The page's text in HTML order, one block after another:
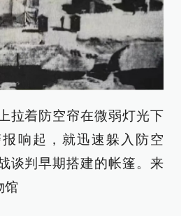
拉着防空帘在微弱灯光下
响起，就迅速躲入防空
谈判早期搭建的帐篷。来
馆